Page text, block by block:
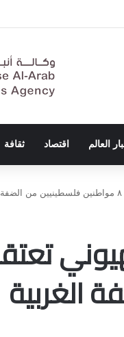
الاحتلال والفصل العنصري
العالم اقتصاد ثقافة
الغربية